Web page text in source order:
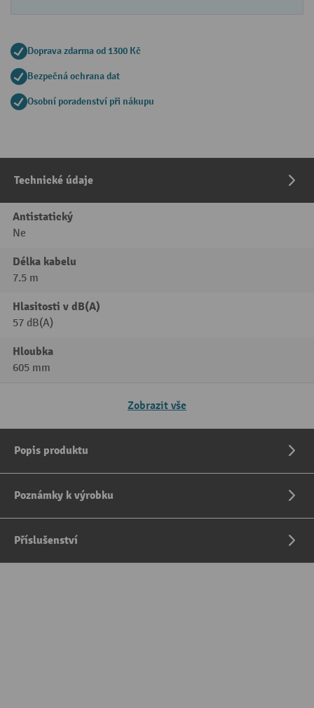
Doprava zdarma od 1300 Kč
Bezpečná ochrana dat
Osobní poradenství při nákupu
Technické údaje
Antistatický
Ne
Délka kabelu
7.5 m
Hlasitosti v dB(A)
57 dB(A)
Hloubka
605 mm
Zobrazit vše
Popis produktu
Poznámky k výrobku
Příslušenství